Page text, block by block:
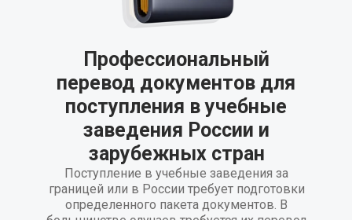
Профессиональный
перевод документов для
поступления в учебные
заведения России и
зарубежных стран
Поступление в учебные заведения за
границей или в России требует подготовки
определенного пакета документов. В